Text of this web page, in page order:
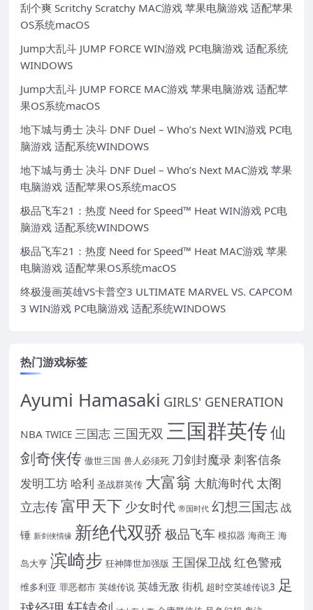
刮个爽 Scritchy Scratchy MAC游戏 苹果电脑游戏 适配苹果
OS系统macOS
Jump大乱斗 JUMP FORCE WIN游戏 PC电脑游戏 适配系统
WINDOWS
Jump大乱斗 JUMP FORCE MAC游戏 苹果电脑游戏 适配苹
果OS系统macOS
地下城与勇士 决斗 DNF Duel – Who’s Next WIN游戏 PC电
脑游戏 适配系统WINDOWS
地下城与勇士 决斗 DNF Duel – Who’s Next MAC游戏 苹果
电脑游戏 适配苹果OS系统macOS
极品飞车21：热度 Need for Speed™ Heat WIN游戏 PC电
脑游戏 适配系统WINDOWS
极品飞车21：热度 Need for Speed™ Heat MAC游戏 苹果
电脑游戏 适配苹果OS系统macOS
终极漫画英雄VS卡普空3 ULTIMATE MARVEL VS. CAPCOM
3 WIN游戏 PC电脑游戏 适配系统WINDOWS
热门游戏标签
Ayumi Hamasaki GIRLS' GENERATION
NBA TWICE 三国志三国无双 三国群英传仙
剑奇侠传 傲世三国 兽人必须死 刀剑封魔录刺客信条
发明工坊 哈利 圣战群英传 大富翁 大航海时代 太阁
立志传富甲天下 少女时代 帝国时代 幻想三国志 战
锤 新剑侠情缘 新绝代双骄 极品飞车 模拟器 海商王 海
岛大亨 滨崎步 狂神降世加强版 王国保卫战红色警戒
维多利亚 罪恶都市 英雄传说 英雄无敌 街机 超时空英雄传说3 足